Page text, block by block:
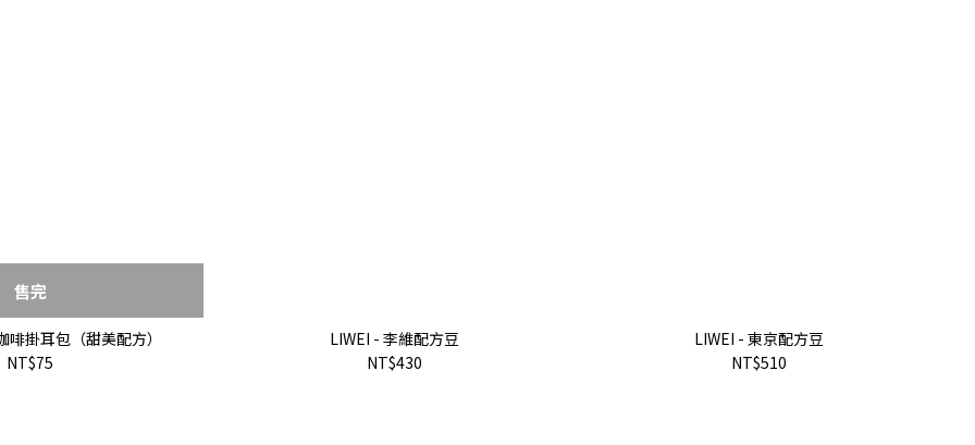
售完
啡掛耳包（甜美配方）
NT$75
LIWEI - 李維配方豆
NT$430
LIWEI - 東京配方豆
NT$510